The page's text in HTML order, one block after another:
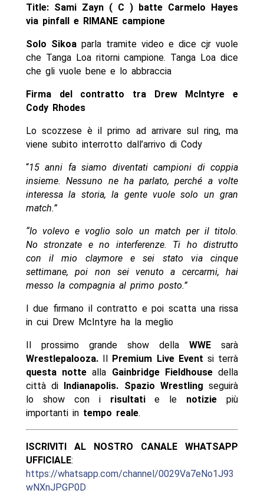
Title: Sami Zayn ( C ) batte Carmelo Hayes
via pinfall e RIMANE campione
Solo Sikoaparla tramite video e dice cjr vuole
che Tanga Loa ritorni campione. Tanga Loa dice
che gli vuole bene e lo abbraccia
Firma del contratto tra Drew McIntyre e
Cody Rhodes
Lo scozzese è il primo ad arrivare sul ring, ma
viene subito interrotto dall’arrivo di Cody
“15 anni fa siamo diventati campioni di coppia
insieme. Nessuno ne ha parlato, perché a volte
interessa la storia, la gente vuole solo un gran
match.”
“Io volevo e voglio solo un match per il titolo.
No stronzate e no interferenze. Ti ho distrutto
con il mio claymore e sei stato via cinque
settimane, poi non sei venuto a cercarmi, hai
messo la compagnia al primo posto.”
I due firmano il contratto e poi scatta una rissa
in cui Drew McIntyre ha la meglio
Il prossimo grande show dellaWWE sarà
Wrestlepalooza.Il Premium Live Event si terrà
questa notte alla Gainbridge Fieldhousedella
città di
Indianapolis. Spazio Wrestling seguirà
lo show con i risultatie le notizie più
importanti in tempo reale.
ISCRIVITI AL NOSTRO CANALE WHATSAPP
UFFICIALE:
https://whatsapp.com/channel/0029Va7eNo1J93
wNXnJPGP0D